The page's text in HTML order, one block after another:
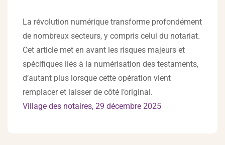
La révolution numérique transforme profondément
de nombreux secteurs, y compris celui du notariat.
Cet article met en avant les risques majeurs et
spécifiques liés à la numérisation des testaments,
d’autant plus lorsque cette opération vient
remplacer et laisser de côté l’original.
Village des notaires, 29 décembre 2025